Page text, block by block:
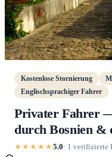
Kostenlose Stornierung
Englischsprachiger Fahrer
Privater Fahrer
durch Bosnien &
★★★★★5.0· 1 verifizierte